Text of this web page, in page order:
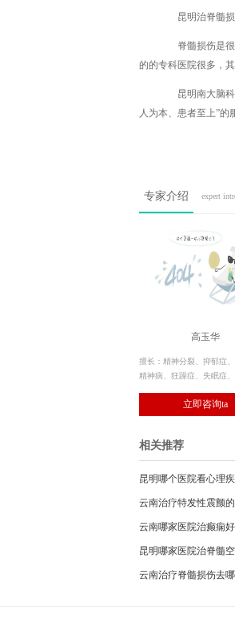
昆明治脊髓损
脊髓损伤是很
的的专科医院很多，
昆明南大脑科
人为本、患者至上”的
专家介绍 expert
高玉华
擅长：精神分裂、抑郁症、
精神病、狂躁症、失眠症、
乱等各类精神疾病。此外，
毒品依赖及戒断的诊疗也
立即咨询ta
相关推荐
昆明哪个医院看心理
云南治疗特发性震颤
云南哪家医院治癫痫好
昆明哪家医院治脊髓
云南治疗脊髓损伤去